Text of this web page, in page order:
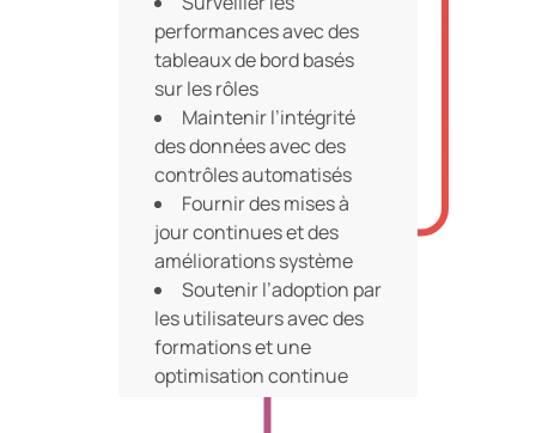
performances avec des
tableaux de bord basés
sur les rôles
Maintenir l’intégrité
des données avec des
contrôles automatisés
Fournir des mises à
jour continues et des
améliorations système
Soutenir l’adoption par
les utilisateurs avec des
formations et une
optimisation continue